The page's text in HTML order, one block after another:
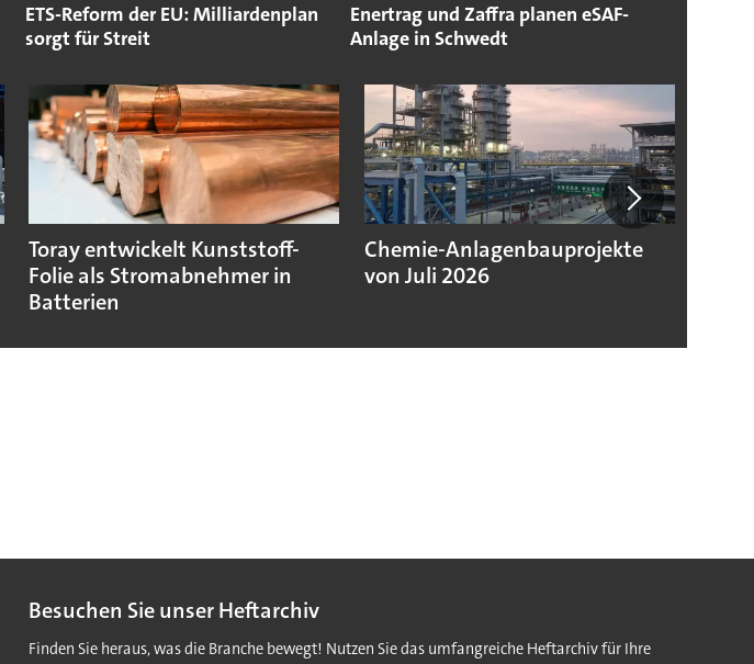
ETS-Reform der EU: Milliardenplan
sorgt für Streit
Enertrag und Zaffra planen eSAF-
Anlage in Schwedt
Toray entwickelt Kunststoff-
Folie als Stromabnehmer in
Batterien
Chemie-Anlagenbauprojekte
von Juli 2026
Besuchen Sie unser Heftarchiv
Finden Sie heraus, was die Branche bewegt! Nutzen Sie das umfangreiche Heftarchiv für Ihre